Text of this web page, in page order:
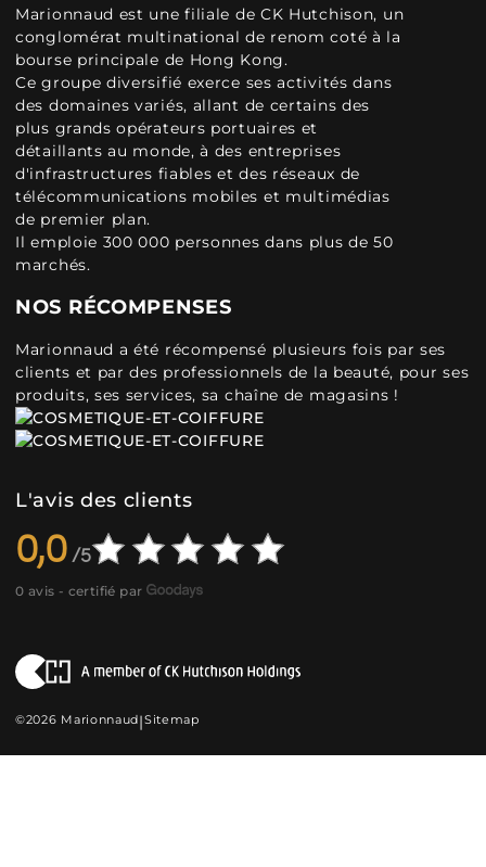
Marionnaud est une filiale de CK Hutchison, un
conglomérat multinational de renom coté à la
bourse principale de Hong Kong.
Ce groupe diversifié exerce ses activités dans
des domaines variés, allant de certains des
plus grands opérateurs portuaires et
détaillants au monde, à des entreprises
d'infrastructures fiables et des réseaux de
télécommunications mobiles et multimédias
de premier plan.
Il emploie 300 000 personnes dans plus de 50
marchés.
NOS RÉCOMPENSES
Marionnaud a été récompensé plusieurs fois par ses
clients et par des professionnels de la beauté, pour ses
produits, ses services, sa chaîne de magasins !
L'avis des clients
0,0
0 avis - certifié par
©2026 Marionnaud|Sitemap